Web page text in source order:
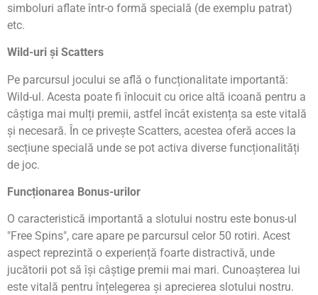
simboluri aflate într-o formă specială (de exemplu patrat)
etc.
Wild-uri și Scatters
Pe parcursul jocului se află o funcționalitate importantă:
Wild-ul. Acesta poate fi înlocuit cu orice altă icoană pentru a
câștiga mai mulți premii, astfel încât existența sa este vitală
și necesară. În ce privește Scatters, acestea oferă acces la
secțiune specială unde se pot activa diverse funcționalități
de joc.
Funcționarea Bonus-urilor
O caracteristică importantă a slotului nostru este bonus-ul
"Free Spins", care apare pe parcursul celor 50 rotiri. Acest
aspect reprezintă o experiență foarte distractivă, unde
jucătorii pot să își câștige premii mai mari. Cunoașterea lui
este vitală pentru înțelegerea și aprecierea slotului nostru.